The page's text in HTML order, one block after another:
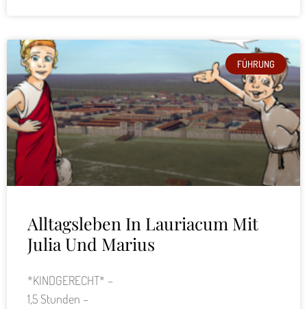
FÜHRUNG
Alltagsleben In Lauriacum Mit
Julia Und Marius
*KINDGERECHT* –
1,5 Stunden –